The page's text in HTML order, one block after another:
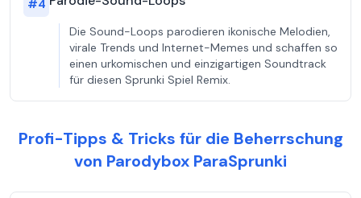
#4
Die Sound-Loops parodieren ikonische Melodien,
virale Trends und Internet-Memes und schaffen so
einen urkomischen und einzigartigen Soundtrack
für diesen Sprunki Spiel Remix.
Profi-Tipps & Tricks für die Beherrschung
von Parodybox ParaSprunki